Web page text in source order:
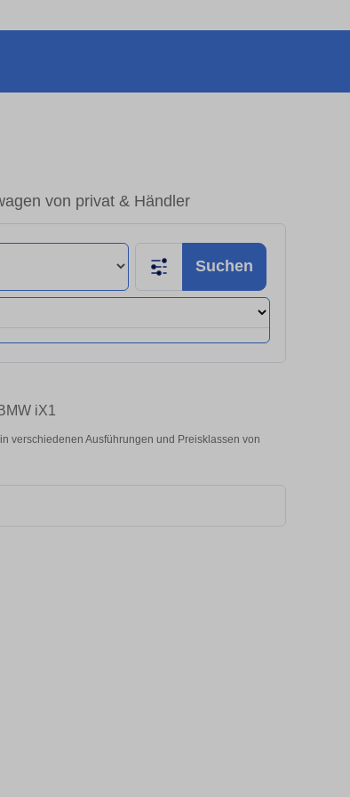
von privat & Händler
Suchen
iX1
verschiedenen Ausführungen und Preisklassen von